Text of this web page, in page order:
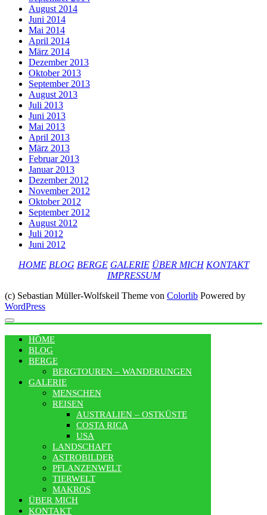
August 2014
Juni 2014
Mai 2014
April 2014
März 2014
Dezember 2013
Oktober 2013
September 2013
August 2013
Juli 2013
Juni 2013
Mai 2013
April 2013
März 2013
Februar 2013
Januar 2013
Dezember 2012
November 2012
Oktober 2012
September 2012
August 2012
Juli 2012
Juni 2012
HOME BLOG BERGE GALERIE ÜBER MICH KONTAKT
IMPRESSUM
(c) Sebastian Müller-Wolfskeil Theme von Colorlib Powered by
WordPress
HOME
BLOG
BERGE
BERGTOUREN – WANDERUNGEN
GALERIE
MENSCHEN
REISEN
AUSTRALIEN – OSTKÜSTE
COSTA RICA
USA
LANDSCHAFT
ASTROBILDER
PFLANZENWELT
TIERWELT
MAKROS
ÜBER MICH
KONTAKT